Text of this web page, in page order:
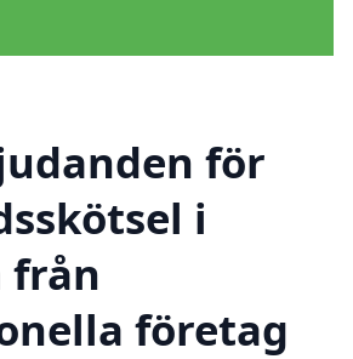
för
i
från
företag